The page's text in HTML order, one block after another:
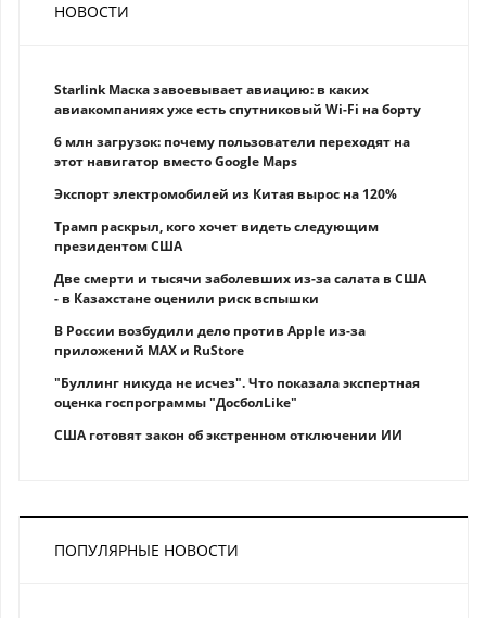
НОВОСТИ
Starlink Маска завоевывает авиацию: в каких
авиакомпаниях уже есть спутниковый Wi-Fi на борту
6 млн загрузок: почему пользователи переходят на
этот навигатор вместо Google Maps
Экспорт электромобилей из Китая вырос на 120%
Трамп раскрыл, кого хочет видеть следующим
президентом США
Две смерти и тысячи заболевших из-за салата в США
- в Казахстане оценили риск вспышки
В России возбудили дело против Apple из-за
приложений MAX и RuStore
"Буллинг никуда не исчез". Что показала экспертная
оценка госпрограммы "ДосболLike"
США готовят закон об экстренном отключении ИИ
ПОПУЛЯРНЫЕ НОВОСТИ